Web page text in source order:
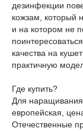
дезинфекции
кожзам, который
и на котором не
качества на
практичную
Где купить?
Для наращивания
европейская,
Отечественные